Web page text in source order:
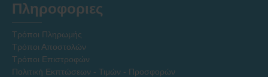
Πληροφοριες
Τρόποι Πληρωμής
Τρόποι Αποστολών
Τρόποι Επιστροφών
Πολιτική Εκπτώσεων - Τιμών - Προσφορών